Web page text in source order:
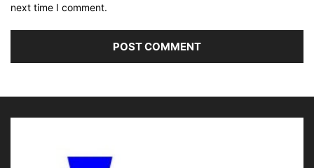
next time I comment.